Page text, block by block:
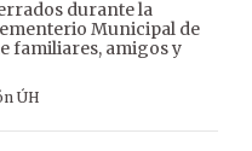
durante la
Municipal de
familiares, amigos y
ÚH